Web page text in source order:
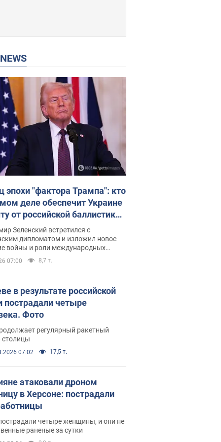
NEWS
эпохи "фактора Трампа": кто
деле обеспечит Украине
от российской баллистики.
с Безсмертным
Зеленский встретился с
дипломатом и изложил новое
войны и роли международных
в борьбе с Россией
07:00 8,7 т.
в результате российской
пострадали четыре
Фото
регулярный ракетный
столицы
07:02 17,5 т.
атаковали дроном
в Херсоне: пострадали
четыре женщины, и они не
раненые за сутки